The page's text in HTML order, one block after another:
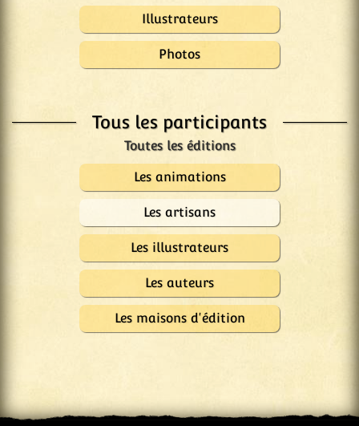
Illustrateurs
Photos
Tous les participants
Les animations
Les artisans
Les illustrateurs
Les auteurs
Les maisons d'édition